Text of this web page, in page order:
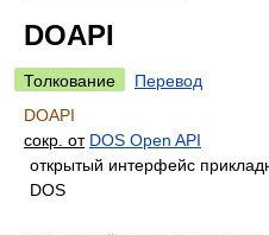
DOAPI
Толкование
Перевод
DOAPI
сокр. от DOS Open API
открытый интерфейс
DOS